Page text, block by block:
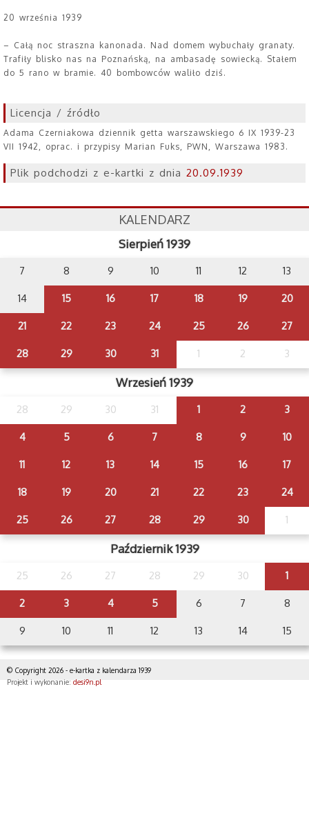
20 września 1939
– Całą noc straszna kanonada. Nad domem wybuchały granaty.
Trafiły blisko nas na Poznańską, na ambasadę sowiecką. Stałem
do 5 rano w bramie. 40 bombowców waliło dziś.
Licencja / źródło
Adama Czerniakowa dziennik getta warszawskiego 6 IX 1939-23
VII 1942, oprac. i przypisy Marian Fuks, PWN, Warszawa 1983.
Plik podchodzi z e-kartki z dnia 20.09.1939
KALENDARZ
Sierpień 1939
7 8 9 10 11 12 13
14 15 16 17 18 19 20
21 22 23 24 25 26 27
28 29 30 31 1 2 3
Wrzesień 1939
28 29 30 31 1 2 3
4 5 6 7 8 9 10
11 12 13 14 15 16 17
18 19 20 21 22 23 24
25 26 27 28 29 30 1
Październik 1939
25 26 27 28 29 30 1
2 3 4 5 6 7 8
9 10 11 12 13 14 15
© Copyright 2026 - e-kartka z kalendarza 1939
Projekt i wykonanie: desi9n.pl